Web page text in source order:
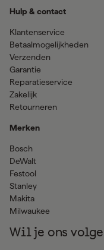
Hulp & contact
Klantenservice
Betaalmogelijkheden
Verzenden
Garantie
Reparatieservice
Zakelijk
Retourneren
Merken
Bosch
DeWalt
Festool
Stanley
Makita
Milwaukee
Wil je ons